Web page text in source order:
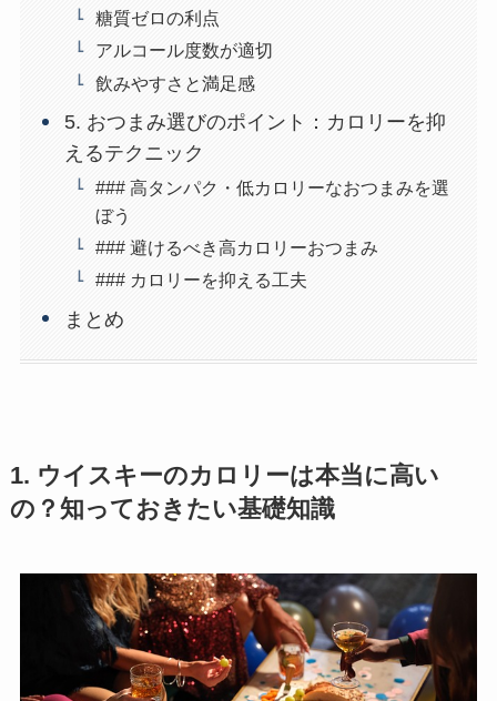
糖質ゼロの利点
アルコール度数が適切
飲みやすさと満足感
5. おつまみ選びのポイント：カロリーを抑
えるテクニック
### 高タンパク・低カロリーなおつまみを選
ぼう
### 避けるべき高カロリーおつまみ
### カロリーを抑える工夫
まとめ
1. ウイスキーのカロリーは本当に高い
の？知っておきたい基礎知識